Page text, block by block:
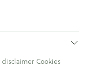
disclaimer Cookies